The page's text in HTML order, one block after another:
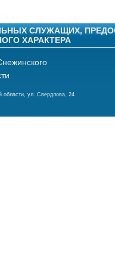
СЛУЖАЩИХ,
ХАРАКТЕРА
области, ул. Свердлова, 24